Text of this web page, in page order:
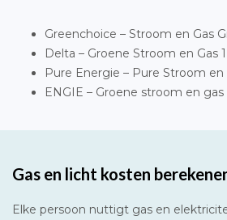
Greenchoice – Stroom en Gas
Delta – Groene Stroom en Gas
Pure Energie – Pure Stroom en
ENGIE – Groene stroom en gas
Gas en licht kosten
Elke persoon nuttigt gas en